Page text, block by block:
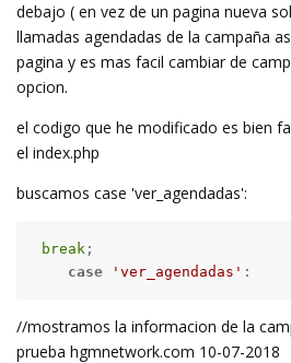
debajo ( en vez de un pagina nueva
llamadas agendadas de la campaña
pagina y es mas facil cambiar de
opcion.
el codigo que he modificado es bien
el index.php
buscamos case 'ver_agendadas':
break ;
case
'ver_agendadas' :
//mostramos la informacion de la
prueba hgmnetwork.com 10-07-2018